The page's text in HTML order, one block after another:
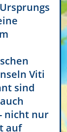
Viti
sind
nicht nur
auf